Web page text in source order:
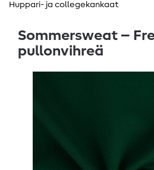
Huppari- ja collegekankaat
Sommersweat –
pullonvihreä